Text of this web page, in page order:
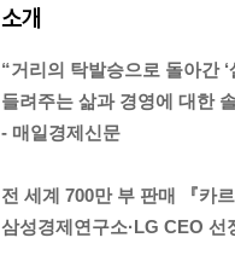
소개
“거리의 탁발승으로 돌아간
들려주는 삶과 경영에 대한
- 매일경제신문
전 세계 700만 부 판매 『카
삼성경제연구소·LG CEO 선